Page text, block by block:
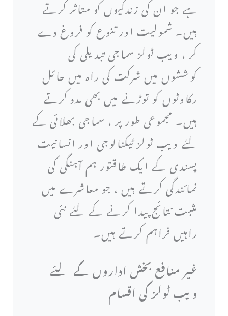
ہے جو ان کی زندگیوں کو متاثر کرتے
ہیں۔ شمولیت اور تنوع کو فروغ دے
کر ، ویب ٹولز سماجی تبدیلی کی
کوششوں میں شرکت کی راہ میں حائل
رکاوٹوں کو توڑنے میں بھی مدد کرتے
ہیں۔ مجموعی طور پر ، سماجی بھلائی کے
لئے ویب ٹولز ٹیکنالوجی اور انسانیت
پسندی کے ایک طاقتور ہم آہنگی کی
نمائندگی کرتے ہیں ، جو معاشرے میں
مثبت نتائج پیدا کرنے کے لئے نئی
راہیں فراہم کرتے ہیں۔
غیر منافع بخش اداروں کے لئے
ویب ٹولز کی اقسام